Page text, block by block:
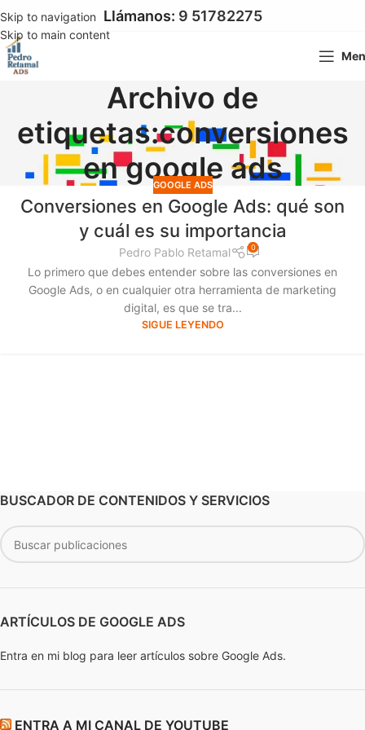
Skip to navigation
Skip to main content
Llámanos: 9 51782275
Archivo de
etiquetas:conversiones
en google ads
GOOGLE ADS
Conversiones en Google Ads: qué son
y cuál es su importancia
Pedro Pablo Retamal 0
Lo primero que debes entender sobre las conversiones en
Google Ads, o en cualquier otra herramienta de marketing
digital, es que se tra...
SIGUE LEYENDO
BUSCADOR DE CONTENIDOS Y SERVICIOS
ARTÍCULOS DE GOOGLE ADS
Entra en mi blog para leer artículos sobre Google Ads.
ENTRA A MI CANAL DE YOUTUBE